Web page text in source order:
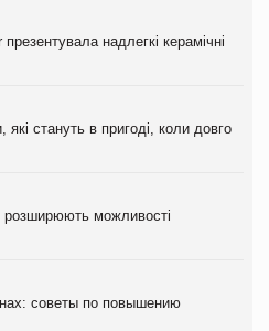
надлегкі керамічні
які стануть в пригоді, коли довго
можливості
советы по повышению